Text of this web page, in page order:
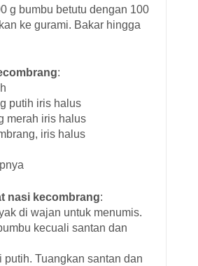
g bumbu betutu dengan 100
ke gurami. Bakar hingga
:
putih iris halus
merah iris halus
iris halus
nasi kecombrang:
di wajan untuk menumis.
kecuali santan dan
putih. Tuangkan santan dan